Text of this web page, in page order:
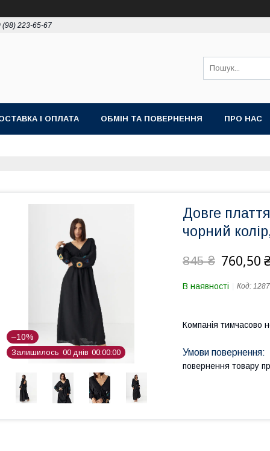
(98) 223-65-67
І ОПЛАТА ОБМІН ТА ПОВЕРНЕННЯ ПРО НАС
–10%
Залишилось 00 днів 00 00 00
Довге
чорний
845 ₴ 760,50
В наявності Код:
Компанія тимчасово
повернення товару